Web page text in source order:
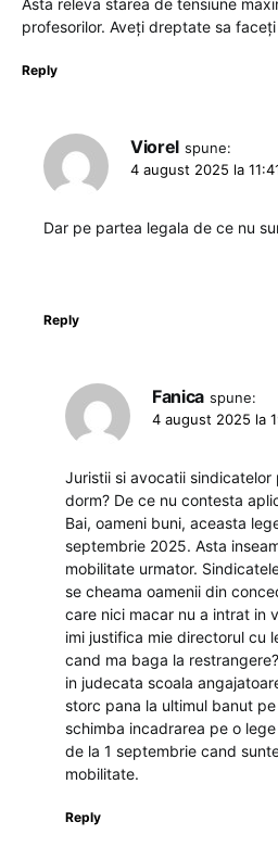
profesorilor. Aveți dreptate sa
Reply
Viorel spune:
4 august 2025 la
Dar pe partea legala de ce nu
Reply
Fanica spune:
4 august 2025 la
Juristii si avocatii
dorm? De ce nu contesta
Bai, oameni buni, aceasta
septembrie 2025. Asta
mobilitate urmator.
se cheama oamenii din
care nici macar nu a intrat in
imi justifica mie directorul cu
cand ma baga la
in judecata scoala
storc pana la ultimul banut
schimba incadrarea pe o
de la 1 septembrie cand
mobilitate.
Reply